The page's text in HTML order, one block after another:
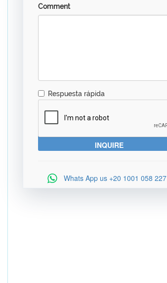
Comment
Respuesta rápida
Whats App us +20 1001 058 227